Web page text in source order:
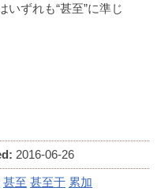
いずれも“甚至”に準じ
2016-06-26
甚至 甚至于 累加